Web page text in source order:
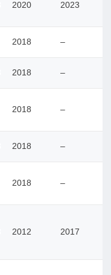
2020 2023
2018 –
2018 –
2018 –
2018 –
2018 –
2012 2017